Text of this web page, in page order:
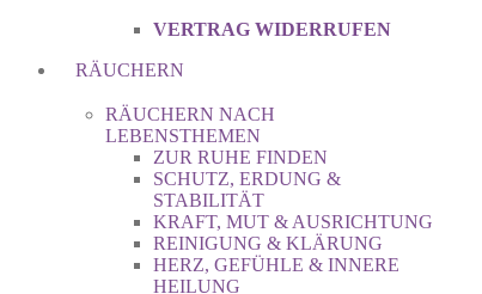
VERTRAG WIDERRUFEN
RÄUCHERN
RÄUCHERN NACH
LEBENSTHEMEN
ZUR RUHE FINDEN
SCHUTZ, ERDUNG &
STABILITÄT
KRAFT, MUT & AUSRICHTUNG
REINIGUNG & KLÄRUNG
HERZ, GEFÜHLE & INNERE
HEILUNG